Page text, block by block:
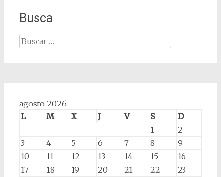
Busca
Buscar:
agosto 2026
L
M X J V S
D
1
2
3
4 5 6 7 8
9
10
11 12 13 14 15
16
17
18 19 20 21 22
23